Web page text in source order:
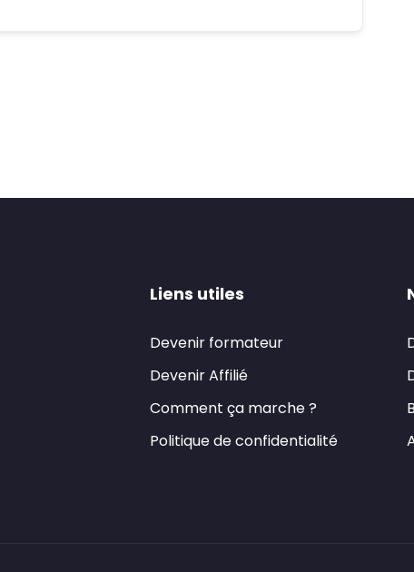
Liens utiles
Devenir formateur
Devenir Affilié
Comment ça marche ?
Politique de confidentialité